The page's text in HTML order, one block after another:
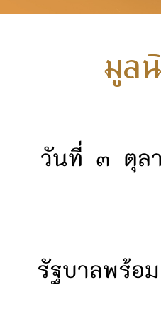
มูล
วันที่ ๓ ตุล
รัฐบาลพร้อ